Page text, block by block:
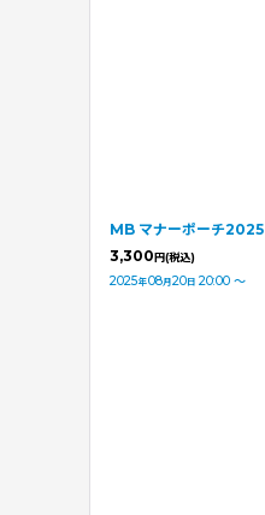
MB マナーポーチ2025
3,300円(税込)
2025年08月20日 20:00 ～